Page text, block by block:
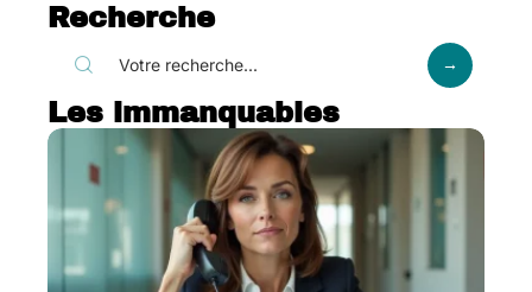
Recherche
Les immanquables